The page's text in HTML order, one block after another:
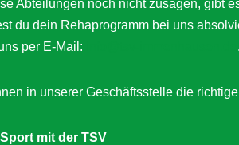
Abteilungen noch nicht zusagen, gibt
du dein Rehaprogramm bei uns
per E-Mail: .
in unserer Geschäftsstelle die
mit der TSV